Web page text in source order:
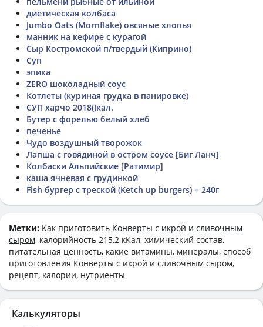
диетическая колбаса
Jumbo Oats (Mornflake) овсяные хлопья
манник на кефире с курагой
Сыр Костромской п/твердый (Киприно)
Суп
эпика
ZERO шоколадный соус
Котлеты (куриная грудка в панировке)
СУП харчо 2018()кал.
Бутер с форелью белый хлеб
печенье
Чудо воздушный творожок
Лапша с говядиной в остром соусе [Биг Ланч]
Колбаски Альпийские [Ратимир]
каша ячневая с грудинкой
Fish бургер с треской (Ketch up burgers) = 240г
Метки: Как приготовить Конверты с икрой и сливочным
сыром, калорийность 215,2 кКал, химический состав,
питательная ценность, какие витамины, минералы, способ
приготовления Конверты с икрой и сливочным сыром,
рецепт, калории, нутриенты
Калькуляторы